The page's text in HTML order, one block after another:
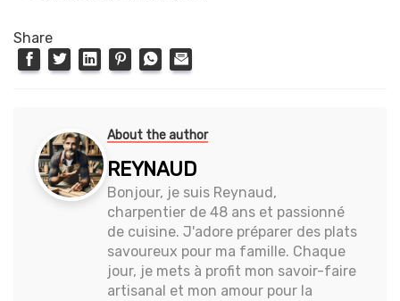
Share
About the author
REYNAUD
Bonjour, je suis Reynaud,
charpentier de 48 ans et passionné
de cuisine. J'adore préparer des plats
savoureux pour ma famille. Chaque
jour, je mets à profit mon savoir-faire
artisanal et mon amour pour la